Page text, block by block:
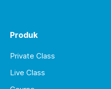
Produk
Private Class
Live Class